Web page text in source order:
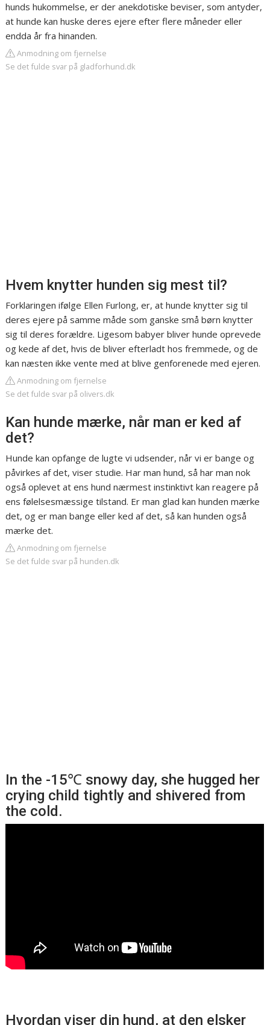
hunds hukommelse, er der anekdotiske beviser, som antyder,
at hunde kan huske deres ejere efter flere måneder eller
endda år fra hinanden.
Anmodning om fjernelse
Se det fulde svar på gladforhund.dk
Hvem knytter hunden sig mest til?
Forklaringen ifølge Ellen Furlong, er, at hunde knytter sig til
deres ejere på samme måde som ganske små børn knytter
sig til deres forældre. Ligesom babyer bliver hunde oprevede
og kede af det, hvis de bliver efterladt hos fremmede, og de
kan næsten ikke vente med at blive genforenede med ejeren.
Anmodning om fjernelse
Se det fulde svar på olivers.dk
Kan hunde mærke, når man er ked af
det?
Hunde kan opfange de lugte vi udsender, når vi er bange og
påvirkes af det, viser studie. Har man hund, så har man nok
også oplevet at ens hund nærmest instinktivt kan reagere på
ens følelsesmæssige tilstand. Er man glad kan hunden mærke
det, og er man bange eller ked af det, så kan hunden også
mærke det.
Anmodning om fjernelse
Se det fulde svar på hunden.dk
In the -15℃ snowy day, she hugged her
crying child tightly and shivered from
the cold.
Hvordan viser din hund, at den elsker